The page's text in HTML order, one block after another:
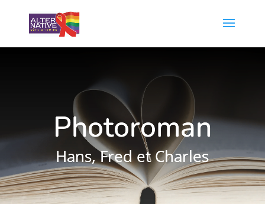
Photoroman
Hans, Fred et Charles